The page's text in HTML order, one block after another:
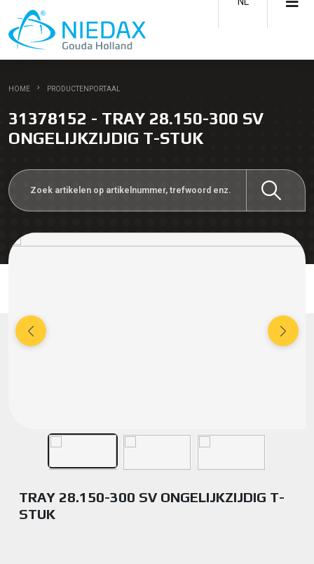
HOME PRODUCTENPORTAAL
31378152 - TRAY 28.150-300 SV
ONGELIJKZIJDIG T-STUK
TRAY 28.150-300 SV ONGELIJKZIJDIG T-
STUK